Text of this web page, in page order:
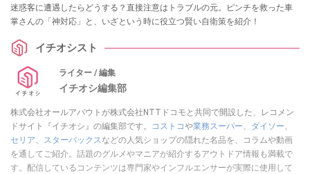
迷惑客に遭遇したらどうする？直接注意はトラブルの元。ピンチを救った車
掌さんの「神対応」と、いざという時に役立つ賢い自衛策を紹介！
イチオシスト
ライター / 編集
イチオシ編集部
株式会社オールアバウトが株式会社NTTドコモと共同で開設した、レコメン
ドサイト『イチオシ』の編集部です。
コストコや業務スーパー、 ダイソー、
セリア、 スターバックスなどの人気ショップの隠れた名品を、コラムや動画
を通してご紹介。話題のグルメやマニアが紹介するアウトドア情報も満載で
す。配信しているコンテンツは専門家やインフルエンサーが実際に使用して